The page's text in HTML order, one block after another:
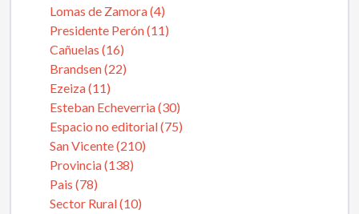
Lomas de Zamora (4)
Presidente Perón (11)
Cañuelas (16)
Brandsen (22)
Ezeiza (11)
Esteban Echeverria (30)
Espacio no editorial (75)
San Vicente (210)
Provincia (138)
Pais (78)
Sector Rural (10)